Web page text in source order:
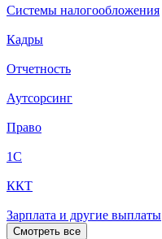
Системы налогообложения
Кадры
Отчетность
Аутсорсинг
Право
1С
ККТ
Зарплата и другие выплаты
Смотреть все